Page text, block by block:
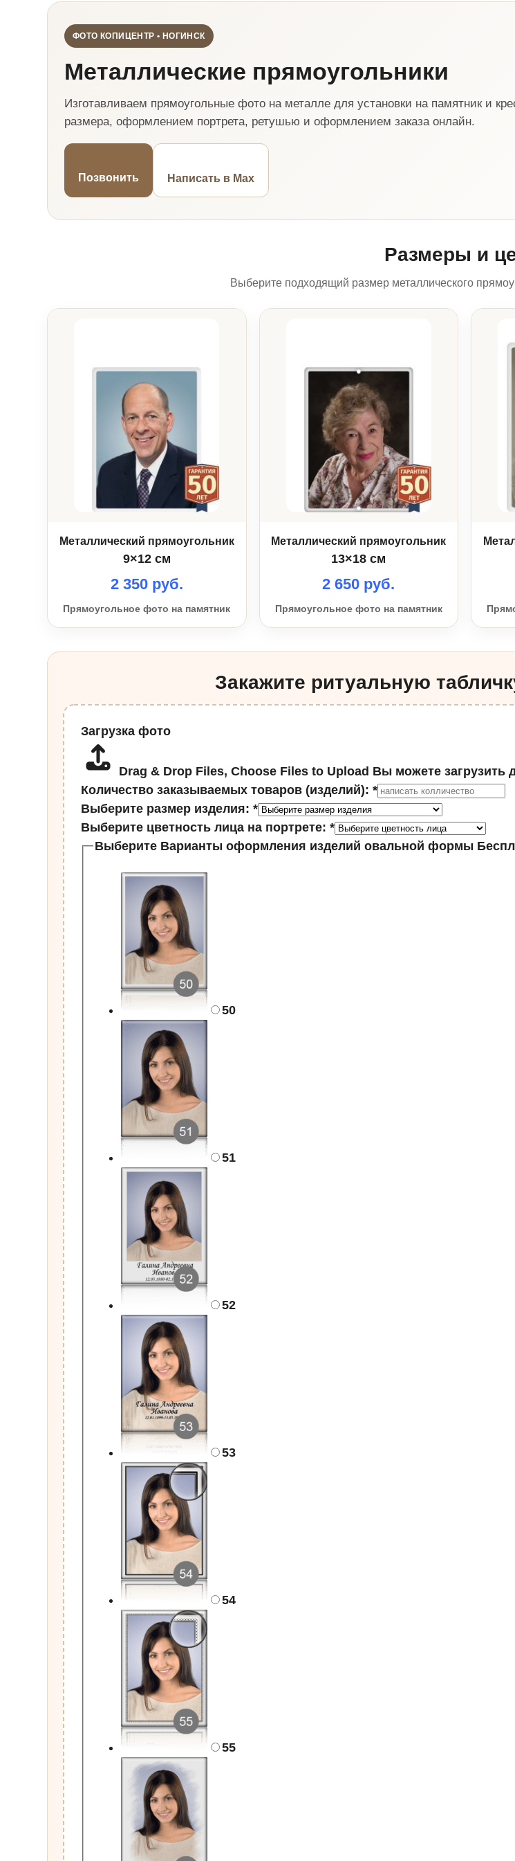
ФОТО КОПИЦЕНТР • НОГИНСК
Металлические прямоугольники
Изготавливаем прямоугольные фото на металле для установки на памятник и
размера, оформлением портрета, ретушью и оформлением заказа онлайн.
Позвонить Написать в Max
Размеры и
Выберите подходящий размер металлического
Металлический прямоугольник
9×12 см
2 350 руб.
Прямоугольное фото на памятник
Металлический прямоугольник
13×18 см
2 650 руб.
Прямоугольное фото на памятник
Закажите ритуальную
Загрузка фото
Drag & Drop Files, Choose Files to Upload Вы можете загрузить
Количество заказываемых товаров (изделий): *
Выберите размер изделия: *
Выберите цветность лица на портрете: *
Выберите Варианты оформления изделий овальной формы
50
51
52
53
54
55